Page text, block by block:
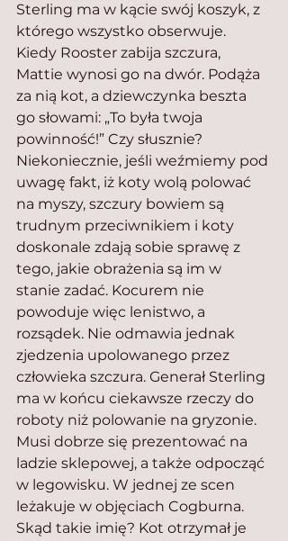
Sterling ma w kącie swój koszyk, z
którego wszystko obserwuje.
Kiedy Rooster zabija szczura,
Mattie wynosi go na dwór. Podąża
za nią kot, a dziewczynka beszta
go słowami: „To była twoja
powinność!” Czy słusznie?
Niekoniecznie, jeśli weźmiemy pod
uwagę fakt, iż koty wolą polować
na myszy, szczury bowiem są
trudnym przeciwnikiem i koty
doskonale zdają sobie sprawę z
tego, jakie obrażenia są im w
stanie zadać. Kocurem nie
powoduje więc lenistwo, a
rozsądek. Nie odmawia jednak
zjedzenia upolowanego przez
człowieka szczura. Generał Sterling
ma w końcu ciekawsze rzeczy do
roboty niż polowanie na gryzonie.
Musi dobrze się prezentować na
ladzie sklepowej, a także odpocząć
w legowisku. W jednej ze scen
leżakuje w objęciach Cogburna.
Skąd takie imię? Kot otrzymał je